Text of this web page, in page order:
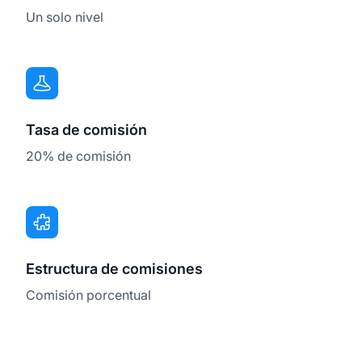
Un solo nivel
Tasa de comisión
20% de comisión
Estructura de comisiones
Comisión porcentual